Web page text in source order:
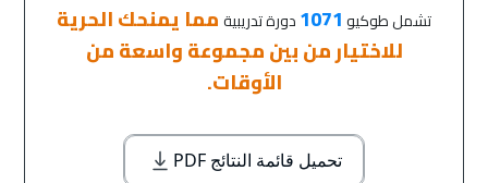
تشمل طوكيو1071دورة تدريبيةمما يمنحك الحرية
للاختيار من بين مجموعة واسعة من
الأوقات.
تحميل قائمة النتائج PDF